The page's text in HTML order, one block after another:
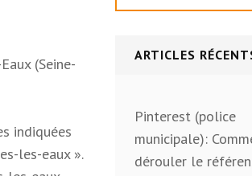
(Seine-
indiquées
les-eaux ».
ARTICLES
Pinterest (police
municipale):
dérouler le